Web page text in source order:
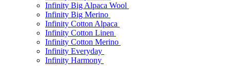
Infinity Big Alpaca Wool
Infinity Big Merino
Infinity Cotton Alpaca
Infinity Cotton Linen
Infinity Cotton Merino
Infinity Everyday
Infinity Harmony